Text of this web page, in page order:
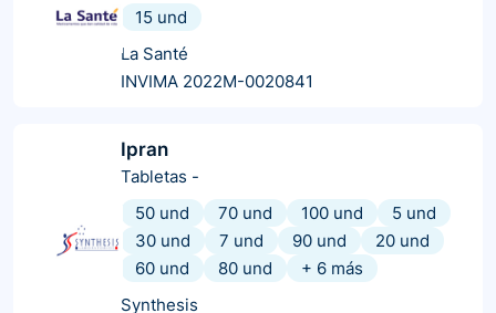
15 und
La Santé
INVIMA 2022M-0020841
Ipran
Tabletas -
50 und
70 und 100 und
5 und
30 und
7 und 90 und
20 und
60 und
80 und + 6 más
Synthesis